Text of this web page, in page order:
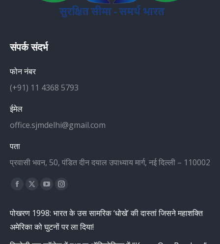
संपर्क संदर्भ
फोन नंबर
(+91) 11 4368 5793
ईमेल
office.sjmdelhi@gmail.com
पता
प्रवासी भवन, 50, पंडित दीन दयाल उपाध्याय मार्ग, नई दिल्ली – 110002
Find us on:
Facebook
opens
in
new
X
opens
in
YouTube
opens
in
new
Instagram
opens
in
new
पोखरण 1998: भारत के उस सामरिक ‘धोखे’ की दास्तां जिसने महाशक्ति
अमेरिका को घुटनों पर ला दिया!